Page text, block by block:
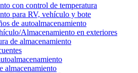
con control de temperatura
para RV, vehículo y bote
de autoalmacenamiento
Almacenamiento en exteriores
de almacenamiento
almacenamiento